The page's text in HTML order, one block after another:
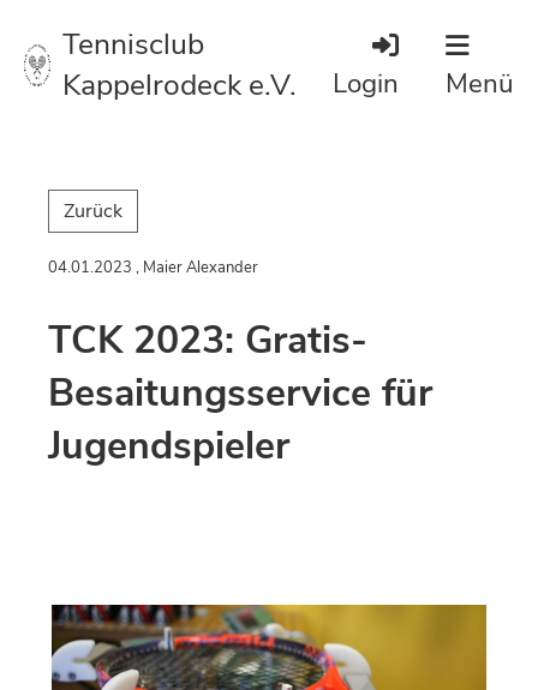
Tennisclub
Kappelrodeck e.V.
Login Menü
Zurück
04.01.2023 , Maier Alexander
TCK 2023: Gratis-
Besaitungsservice für
Jugendspieler